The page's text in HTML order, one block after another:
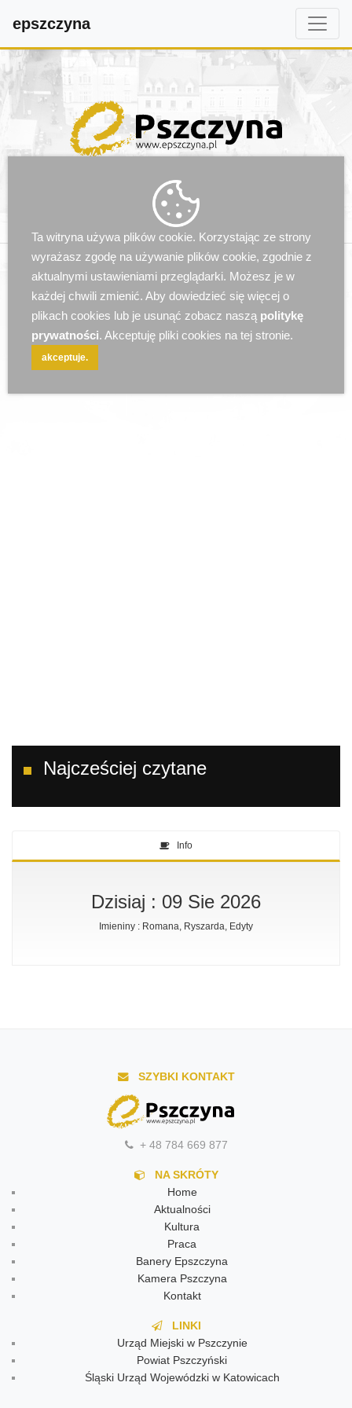
epszczyna
r e k l a m a
Najcześciej czytane
Info
Dzisiaj : 09 Sie 2026
Imieniny : Romana, Ryszarda, Edyty
SZYBKI KONTAKT
+ 48 784 669 877
NA SKRÓTY
Home
Aktualności
Kultura
Praca
Banery Epszczyna
Kamera Pszczyna
Kontakt
LINKI
Urząd Miejski w Pszczynie
Powiat Pszczyński
Śląski Urząd Wojewódzki w Katowicach
Ta witryna używa plików cookie. Korzystając ze strony
wyrażasz zgodę na używanie plików cookie, zgodnie z
aktualnymi ustawieniami przeglądarki. Możesz je w
każdej chwili zmienić. Aby dowiedzieć się więcej o
plikach cookies lub je usunąć zobacz naszą politykę
prywatności. Akceptuję pliki cookies na tej stronie.
akceptuje.